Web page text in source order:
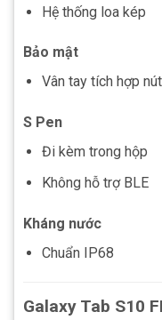
Hệ thống loa kép
Bảo mật
Vân tay tích hợp
S Pen
Đi kèm trong hộp
Không hỗ trợ BLE
Kháng nước
Chuẩn IP68
Galaxy Tab S10